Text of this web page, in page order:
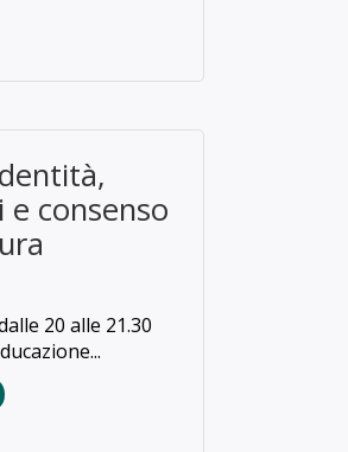
consenso
20 alle 21.30